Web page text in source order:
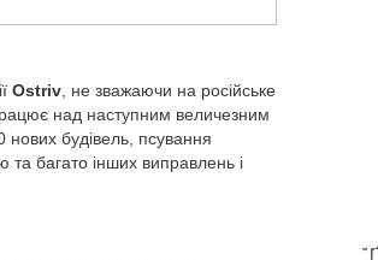
Ostriv , не зважаючи на російське
над наступним величезним
будівель, псування
та багато інших виправлень і